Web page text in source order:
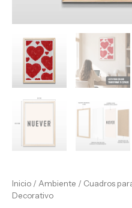
Inicio / Ambiente / Cuadros
Decorativo